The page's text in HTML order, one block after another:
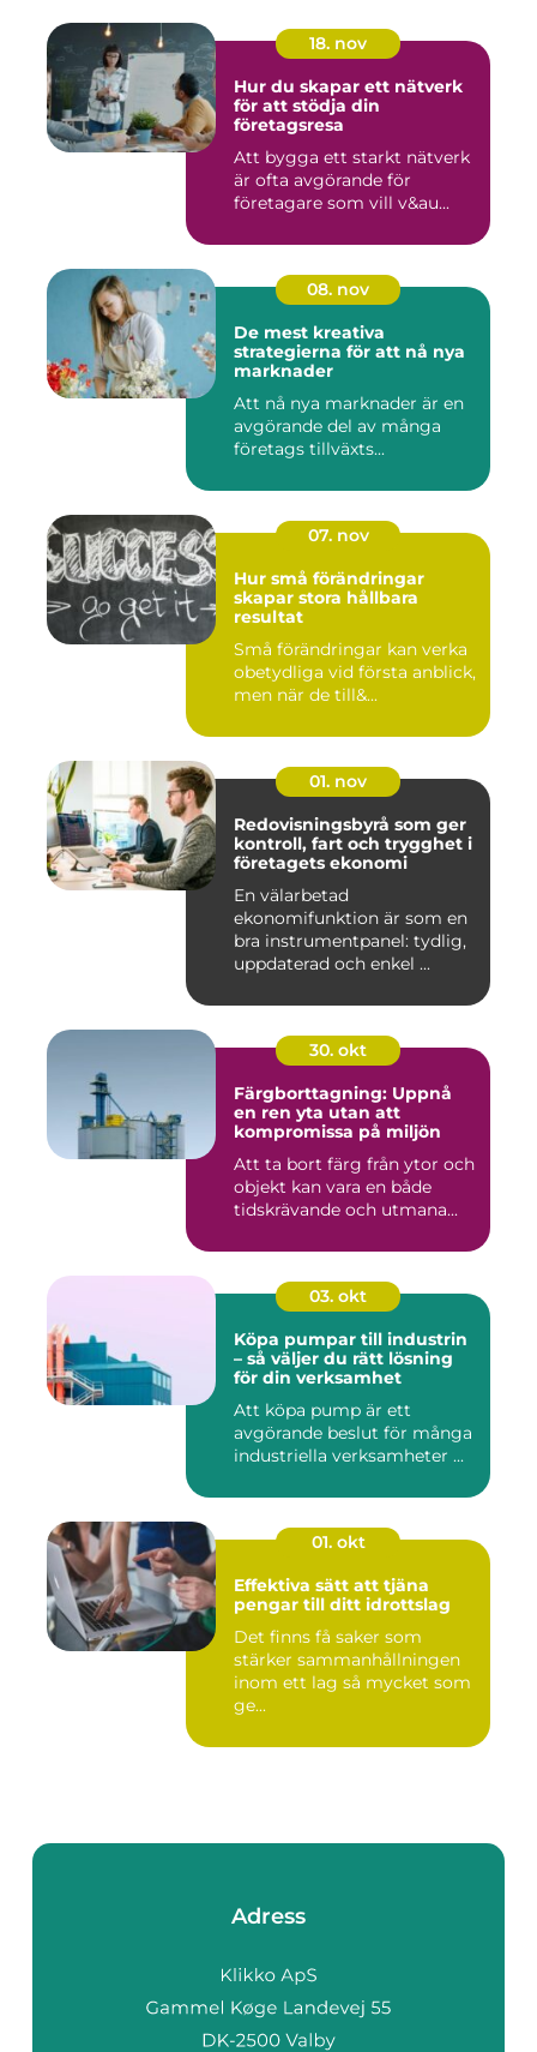
18. nov
Hur du skapar ett nätverk
för att stödja din
företagsresa
Att bygga ett starkt nätverk
är ofta avgörande för
företagare som vill v&au...
08. nov
De mest kreativa
strategierna för att nå nya
marknader
Att nå nya marknader är en
avgörande del av många
företags tillväxts...
07. nov
Hur små förändringar
skapar stora hållbara
resultat
Små förändringar kan verka
obetydliga vid första anblick,
men när de till&...
01. nov
Redovisningsbyrå som ger
kontroll, fart och trygghet i
företagets ekonomi
En välarbetad
ekonomifunktion är som en
bra instrumentpanel: tydlig,
uppdaterad och enkel ...
30. okt
Färgborttagning: Uppnå
en ren yta utan att
kompromissa på miljön
Att ta bort färg från ytor och
objekt kan vara en både
tidskrävande och utmana...
03. okt
Köpa pumpar till industrin
– så väljer du rätt lösning
för din verksamhet
Att köpa pump är ett
avgörande beslut för många
industriella verksamheter ...
01. okt
Effektiva sätt att tjäna
pengar till ditt idrottslag
Det finns få saker som
stärker sammanhållningen
inom ett lag så mycket som
ge...
Adress